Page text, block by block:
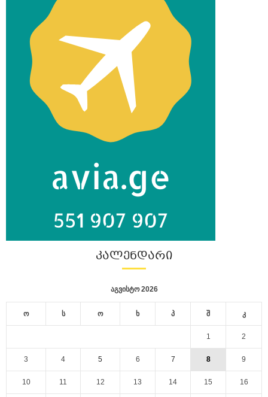
ᲙᲐᲚᲔᲜᲓᲐᲠᲘ
აგვისტო 2026
ო ს ო ხ პ შ კ
1 2
3 4 5 6 7 8 9
10 11 12 13 14 15 16